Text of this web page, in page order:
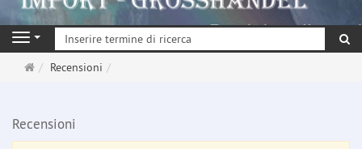
Navigation
PaginaRecensioni
Recensioni